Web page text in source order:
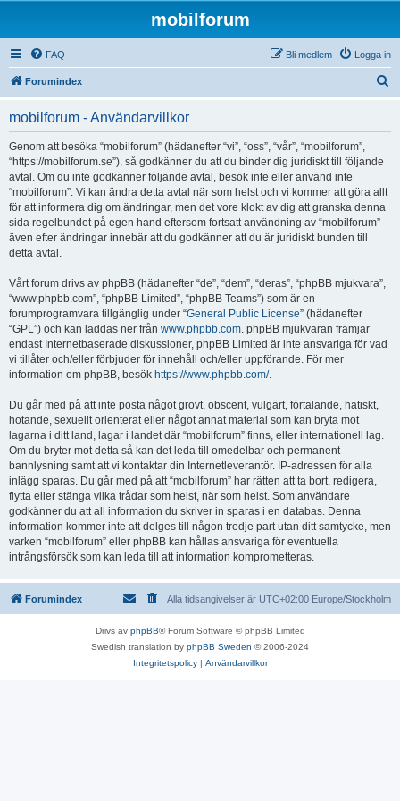
mobilforum
FAQ Logga in
Bli medlem
Forumindex
mobilforum - Användarvillkor
Genom att besöka “mobilforum” (hädanefter “vi”, “oss”, “vår”, “mobilforum”,
“https://mobilforum.se”), så godkänner du att du binder dig juridiskt till följande
avtal. Om du inte godkänner följande avtal, besök inte eller använd inte
“mobilforum”. Vi kan ändra detta avtal när som helst och vi kommer att göra allt
för att informera dig om ändringar, men det vore klokt av dig att granska denna
sida regelbundet på egen hand eftersom fortsatt användning av “mobilforum”
även efter ändringar innebär att du godkänner att du är juridiskt bunden till
detta avtal.
Vårt forum drivs av phpBB (hädanefter “de”, “dem”, “deras”, “phpBB mjukvara”,
“www.phpbb.com”, “phpBB Limited”, “phpBB Teams”) som är en
forumprogramvara tillgänglig under “General Public License” (hädanefter
“GPL”) och kan laddas ner från www.phpbb.com. phpBB mjukvaran främjar
endast Internetbaserade diskussioner, phpBB Limited är inte ansvariga för vad
vi tillåter och/eller förbjuder för innehåll och/eller uppförande. För mer
information om phpBB, besök https://www.phpbb.com/.
Du går med på att inte posta något grovt, obscent, vulgärt, förtalande, hatiskt,
hotande, sexuellt orienterat eller något annat material som kan bryta mot
lagarna i ditt land, lagar i landet där “mobilforum” finns, eller internationell lag.
Om du bryter mot detta så kan det leda till omedelbar och permanent
bannlysning samt att vi kontaktar din Internetleverantör. IP-adressen för alla
inlägg sparas. Du går med på att “mobilforum” har rätten att ta bort, redigera,
flytta eller stänga vilka trådar som helst, när som helst. Som användare
godkänner du att all information du skriver in sparas i en databas. Denna
information kommer inte att delges till någon tredje part utan ditt samtycke, men
varken “mobilforum” eller phpBB kan hållas ansvariga för eventuella
intrångsförsök som kan leda till att information komprometteras.
Forumindex Alla tidsangivelser är UTC+02:00 Europe/Stockholm
Drivs av phpBB® Forum Software © phpBB Limited
Swedish translation by phpBB Sweden © 2006-2024
Integritetspolicy| Användarvillkor